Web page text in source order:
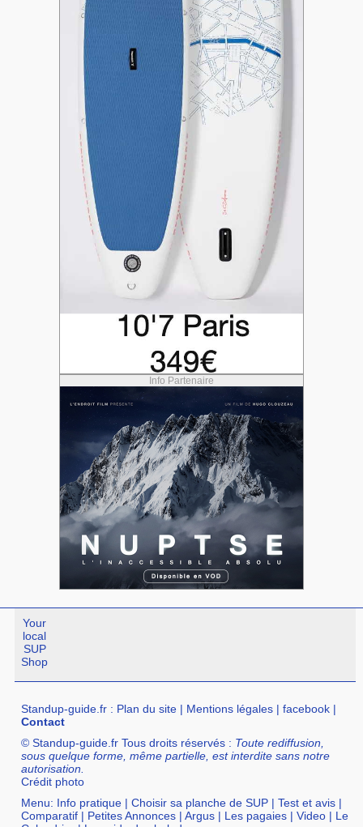
Info Partenaire
Your
local
SUP
Shop
Standup-guide.fr : Plan du site | Mentions légales |facebook |
Contact
© Standup-guide.fr Tous droits réservés : Toute rediffusion,
sous quelque forme, même partielle, est interdite sans notre
autorisation.
Crédit photo
Menu: Info pratique |Choisir sa planche de SUP |Test et avis |
Comparatif | Petites Annonces |Argus | Les pagaies |Video | Le